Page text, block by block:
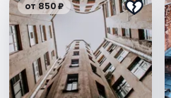
от 850 ₽